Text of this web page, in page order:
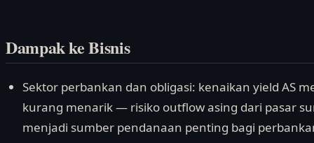
Dampak ke Bisnis
Sektor perbankan dan obligasi: kenaikan yield AS
kurang menarik — risiko outflow asing dari pasar
menjadi sumber pendanaan penting bagi